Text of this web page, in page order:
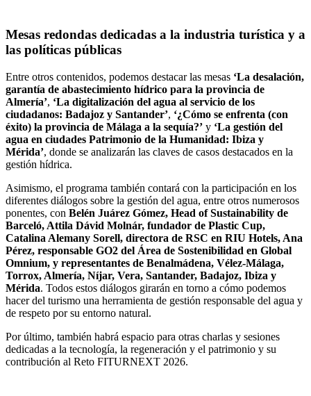
Mesas redondas dedicadas a la industria turística y a
las políticas públicas
Entre otros contenidos, podemos destacar las mesas ‘La desalación,
garantía de abastecimiento hídrico para la provincia de
Almería’, ‘La digitalización del agua al servicio de los
ciudadanos: Badajoz y Santander’, ‘¿Cómo se enfrenta (con
éxito) la provincia de Málaga a la sequía?’ y ‘La gestión del
agua en ciudades Patrimonio de la Humanidad: Ibiza y
Mérida’, donde se analizarán las claves de casos destacados en la
gestión hídrica.
Asimismo, el programa también contará con la participación en los
diferentes diálogos sobre la gestión del agua, entre otros numerosos
ponentes, con Belén Juárez Gómez, Head of Sustainability de
Barceló, Attila Dávid Molnár, fundador de Plastic Cup,
Catalina Alemany Sorell, directora de RSC en RIU Hotels, Ana
Pérez, responsable GO2 del Área de Sostenibilidad en Global
Omnium, y representantes de Benalmádena, Vélez-Málaga,
Torrox, Almería, Níjar, Vera, Santander, Badajoz, Ibiza y
Mérida. Todos estos diálogos girarán en torno a cómo podemos
hacer del turismo una herramienta de gestión responsable del agua y
de respeto por su entorno natural.
Por último, también habrá espacio para otras charlas y sesiones
dedicadas a la tecnología, la regeneración y el patrimonio y su
contribución al Reto FITURNEXT 2026.